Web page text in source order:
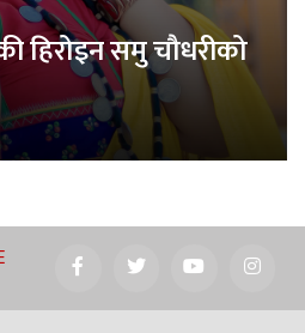
हिरोइन समु चौधरीको